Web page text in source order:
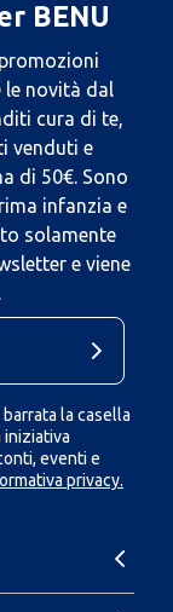
BENU
le novità dal
cura di te,
venduti e
di 50€. Sono
infanzia e
solamente
e viene
la casella
iniziativa
eventi e
privacy.